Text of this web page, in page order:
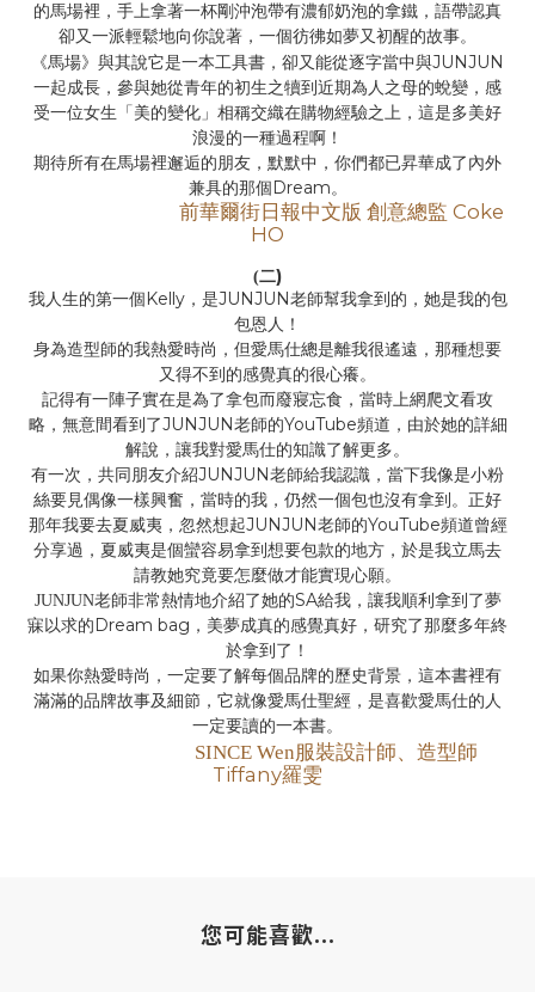
的馬場裡，手上拿著一杯剛沖泡帶有濃郁奶泡的拿鐵，語帶認真
卻又一派輕鬆地向你說著，一個彷彿如夢又初醒的故事。
《馬場》與其說它是一本工具書，卻又能從逐字當中與JUNJUN
一起成長，參與她從青年的初生之犢到近期為人之母的蛻變，感
受一位女生「美的變化」相稱交織在購物經驗之上，這是多美好
浪漫的一種過程啊！
期待所有在馬場裡邂逅的朋友，默默中，你們都已昇華成了內外
兼具的那個 Dream。
前華爾街日報中文版 創意總監 Coke
HO
(二)
我人生的第一個 Kelly，是JUNJUN老師幫我拿到的，她是我的包
包恩人！
身為造型師的我熱愛時尚，但愛馬仕總是離我很遙遠，那種想要
又得不到的感覺真的很心癢。
記得有一陣子實在是為了拿包而廢寢忘食，當時上網爬文看攻
略，無意間看到了JUNJUN老師的YouTube頻道，由於她的詳細
解說，讓我對愛馬仕的知識了解更多。
有一次，共同朋友介紹JUNJUN老師給我認識，當下我像是小粉
絲要見偶像一樣興奮，當時的我，仍然一個包也沒有拿到。正好
那年我要去夏威夷，忽然想起JUNJUN老師的YouTube頻道曾經
分享過，夏威夷是個蠻容易拿到想要包款的地方，於是我立馬去
請教她究竟要怎麼做才能實現心願。
JUNJUN老師非常熱情地介紹了她的SA給我，讓我順利拿到了夢
寐以求的 Dream bag ，美夢成真的感覺真好，研究了那麼多年終
於拿到了！
如果你熱愛時尚，一定要了解每個品牌的歷史背景，這本書裡有
滿滿的品牌故事及細節，它就像愛馬仕聖經，是喜歡愛馬仕的人
一定要讀的一本書。
SINCE Wen服裝設計師、造型師
Tiffany羅雯
您可能喜歡...